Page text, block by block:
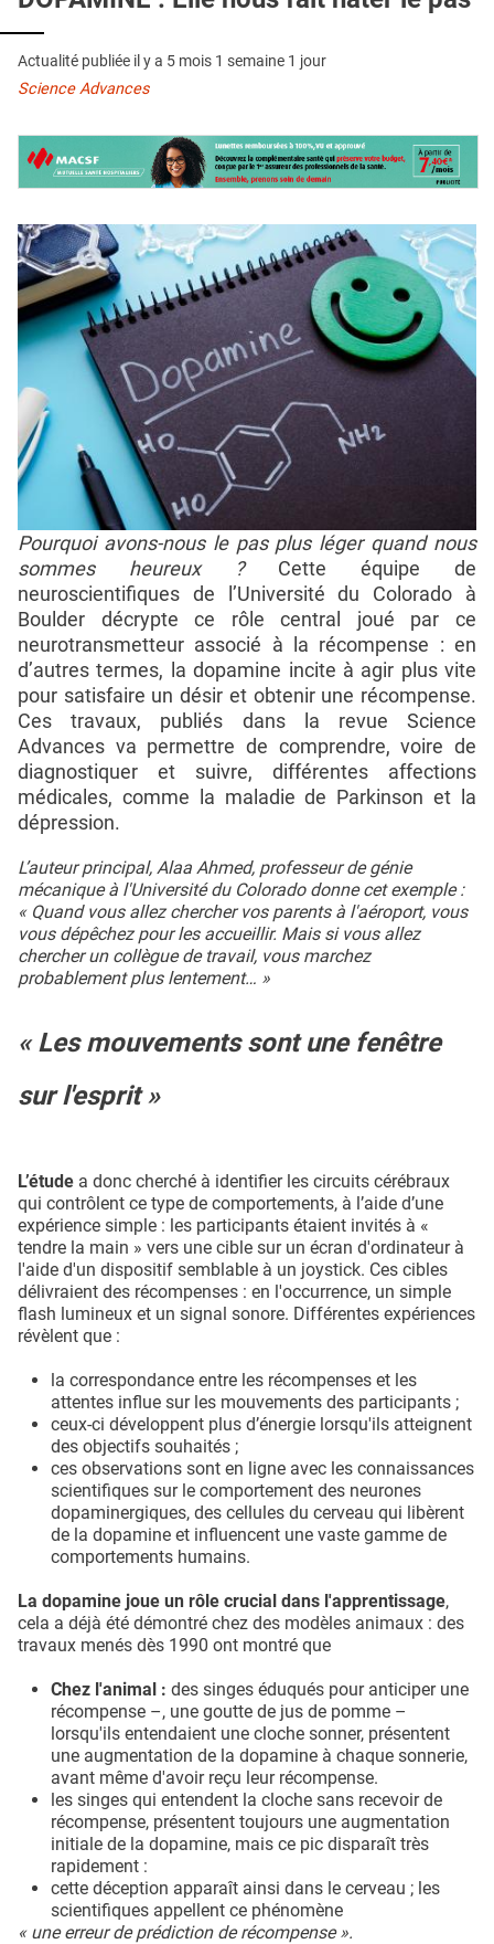
QUI SOMMES-NOUS ?
PUBLICITÉ
CONDITIONS GÉNÉRALES
CONTACT
Actualité publiée il y a 5 mois 1 semaine 1 jour
Science Advances
Pourquoi avons-nous le pas plus léger quand nous
sommes heureux ?Cette équipe de
neuroscientifiques de l’Université du Colorado à
Boulder décrypte ce rôle central joué par ce
neurotransmetteur associé à la récompense : en
d’autres termes, la dopamine incite à agir plus vite
pour satisfaire un désir et obtenir une récompense.
Ces travaux, publiés dans la revue Science
Advances va permettre de comprendre, voire de
diagnostiquer et suivre, différentes affections
médicales, comme la maladie de Parkinson et la
dépression.
L’auteur principal, Alaa Ahmed, professeur de génie
mécanique à l'Université du Colorado donne cet exemple :
« Quand vous allez chercher vos parents à l'aéroport, vous
vous dépêchez pour les accueillir. Mais si vous allez
chercher un collègue de travail, vous marchez
probablement plus lentement… »
« Les mouvements sont une fenêtre
sur l'esprit »
L’étude a donc cherché à identifier les circuits cérébraux
qui contrôlent ce type de comportements, à l’aide d’une
expérience simple : les participants étaient invités à «
tendre la main » vers une cible sur un écran d'ordinateur à
l'aide d'un dispositif semblable à un joystick. Ces cibles
délivraient des récompenses : en l'occurrence, un simple
flash lumineux et un signal sonore. Différentes expériences
révèlent que :
la correspondance entre les récompenses et les
attentes influe sur les mouvements des participants ;
ceux-ci développent plus d’énergie lorsqu'ils atteignent
des objectifs souhaités ;
ces observations sont en ligne avec les connaissances
scientifiques sur le comportement des neurones
dopaminergiques, des cellules du cerveau qui libèrent
de la dopamine et influencent une vaste gamme de
comportements humains.
La dopamine joue un rôle crucial dans l'apprentissage,
cela a déjà été démontré chez des modèles animaux : des
travaux menés dès 1990 ont montré que
Chez l'animal : des singes éduqués pour anticiper une
récompense –, une goutte de jus de pomme –
lorsqu'ils entendaient une cloche sonner, présentent
une augmentation de la dopamine à chaque sonnerie,
avant même d'avoir reçu leur récompense.
les singes qui entendent la cloche sans recevoir de
récompense, présentent toujours une augmentation
initiale de la dopamine, mais ce pic disparaît très
rapidement :
cette déception apparaît ainsi dans le cerveau ; les
scientifiques appellent ce phénomène
« une erreur de prédiction de récompense ».